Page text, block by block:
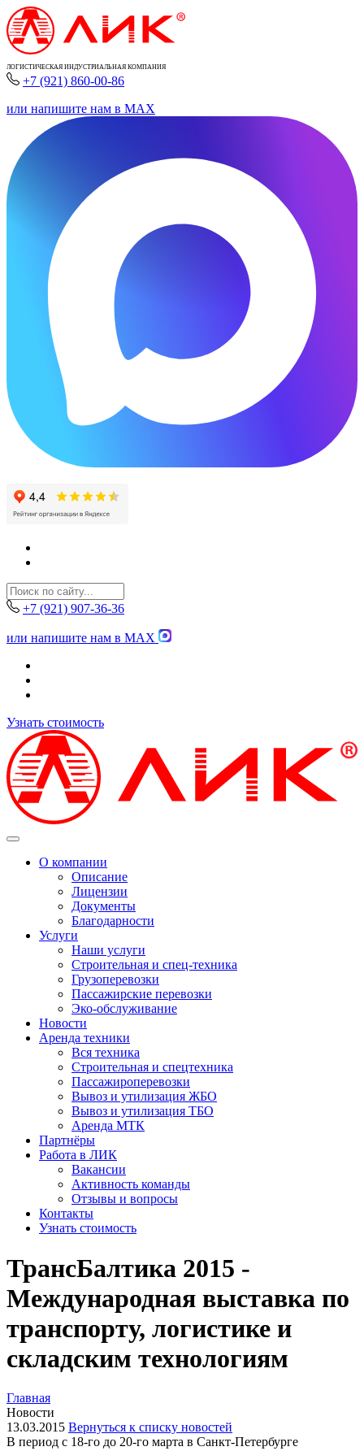
ЛОГИСТИЧЕСКАЯ ИНДУСТРИАЛЬНАЯ КОМПАНИЯ
+7 (921) 860-00-86
или напишите нам в MAX
+7 (921) 907-36-36
или напишите нам в MAX
Узнать стоимость
О компании
Описание
Лицензии
Документы
Благодарности
Услуги
Наши услуги
Строительная и спец-техника
Грузоперевозки
Пассажирские перевозки
Эко-обслуживание
Новости
Аренда техники
Вся техника
Строительная и спецтехника
Пассажироперевозки
Вывоз и утилизация ЖБО
Вывоз и утилизация ТБО
Аренда МТК
Партнёры
Работа в ЛИК
Вакансии
Активность команды
Отзывы и вопросы
Контакты
Узнать стоимость
ТрансБалтика 2015 -
Международная выставка по
транспорту, логистике и
складским технологиям
Главная
Новости
13.03.2015 Вернуться к списку новостей
В период с 18-го до 20-го марта в Санкт-Петербурге